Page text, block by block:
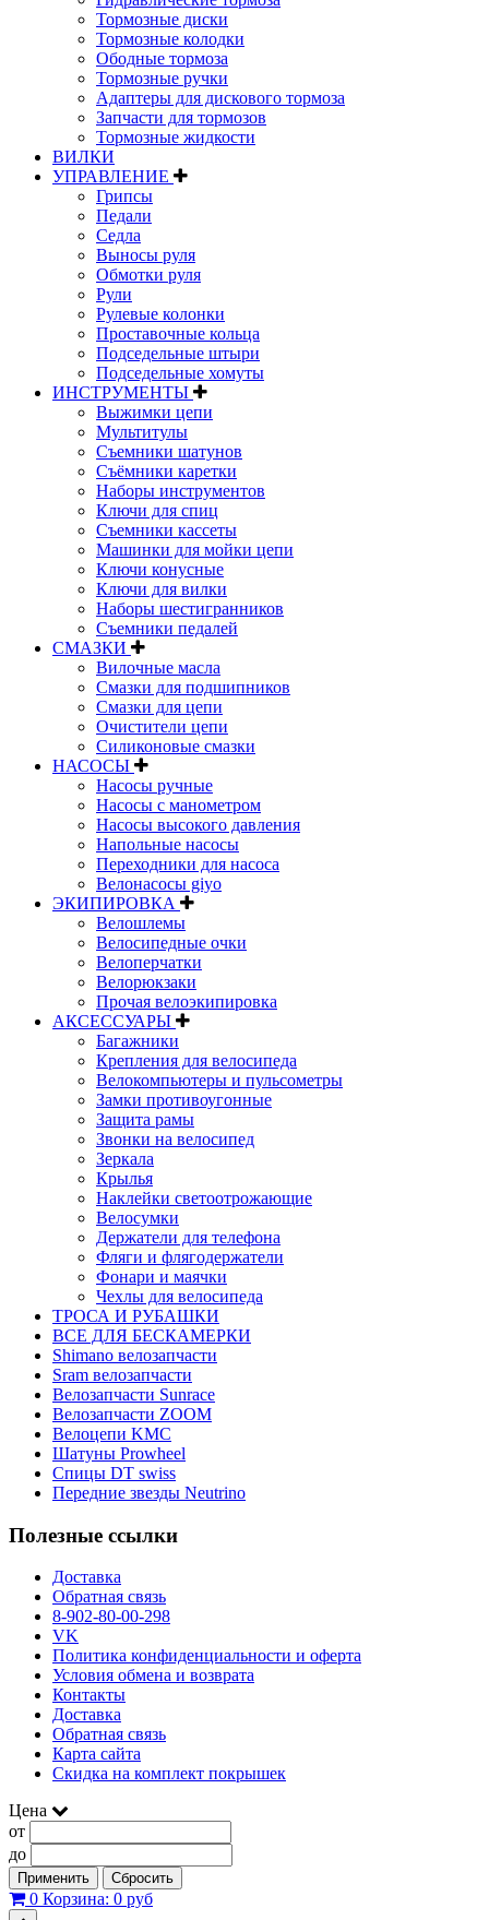
Тормозные диски
Тормозные колодки
Ободные тормоза
Тормозные ручки
Адаптеры для дискового тормоза
Запчасти для тормозов
Тормозные жидкости
ВИЛКИ
УПРАВЛЕНИЕ
Грипсы
Педали
Седла
Выносы руля
Обмотки руля
Рули
Рулевые колонки
Проставочные кольца
Подседельные штыри
Подседельные хомуты
ИНСТРУМЕНТЫ
Выжимки цепи
Мультитулы
Съемники шатунов
Съёмники каретки
Наборы инструментов
Ключи для спиц
Съемники кассеты
Машинки для мойки цепи
Ключи конусные
Ключи для вилки
Наборы шестигранников
Съемники педалей
СМАЗКИ
Вилочные масла
Смазки для подшипников
Смазки для цепи
Очистители цепи
Силиконовые смазки
НАСОСЫ
Насосы ручные
Насосы с манометром
Насосы высокого давления
Напольные насосы
Переходники для насоса
Велонасосы giyo
ЭКИПИРОВКА
Велошлемы
Велосипедные очки
Велоперчатки
Велорюкзаки
Прочая велоэкипировка
АКСЕССУАРЫ
Багажники
Крепления для велосипеда
Велокомпьютеры и пульсометры
Замки противоугонные
Защита рамы
Звонки на велосипед
Зеркала
Крылья
Наклейки светоотрожающие
Велосумки
Держатели для телефона
Фляги и флягодержатели
Фонари и маячки
Чехлы для велосипеда
ТРОСА И РУБАШКИ
ВСЕ ДЛЯ БЕСКАМЕРКИ
Shimano велозапчасти
Sram велозапчасти
Велозапчасти Sunrace
Велозапчасти ZOOM
Велоцепи KMC
Шатуны Prowheel
Спицы DT swiss
Передние звезды Neutrino
Полезные ссылки
Доставка
Обратная связь
8-902-80-00-298
VK
Политика конфиденциальности и оферта
Условия обмена и возврата
Контакты
Доставка
Обратная связь
Карта сайта
Скидка на комплект покрышек
Цена
от
до
Применить Сбросить
0 Корзина: 0 руб